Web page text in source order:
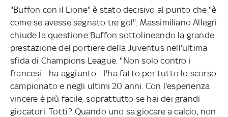
"Buffon con il Lione" è stato decisivo al punto che "è
come se avesse segnato tre gol". Massimiliano Allegri
chiude la questione Buffon sottolineando la grande
prestazione del portiere della Juventus nell'ultima
sfida di Champions League. "Non solo contro i
francesi - ha aggiunto - l'ha fatto per tutto lo scorso
campionato e negli ultimi 20 anni. Con l'esperienza
vincere è più facile, soprattutto se hai dei grandi
giocatori. Totti? Quando uno sa giocare a calcio, non